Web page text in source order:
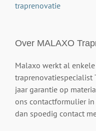
traprenovatie
Over MALAXO
Malaxo werkt al
traprenovatiespecialist
jaar garantie op
ons contactformulier
dan spoedig contact